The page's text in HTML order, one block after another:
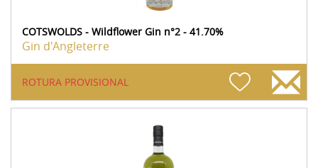
COTSWOLDS - Wildflower Gin n°2 - 41.70%
Gin d'Angleterre
ROTURA PROVISIONAL